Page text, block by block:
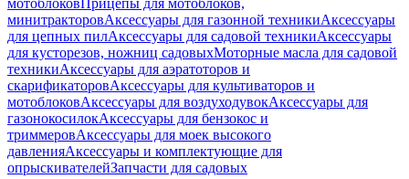
мотоблоковПрицепы для мотоблоков,
минитракторовАксессуары для газонной техникиАксессуары
для цепных пилАксессуары для садовой техникиАксессуары
для кусторезов, ножниц садовыхМоторные масла для садовой
техникиАксессуары для аэратоторов и
скарификаторовАксессуары для культиваторов и
мотоблоковАксессуары для воздуходувокАксессуары для
газонокосилокАксессуары для бензокос и
триммеровАксессуары для моек высокого
давленияАксессуары и комплектующие для
опрыскивателейЗапчасти для садовых